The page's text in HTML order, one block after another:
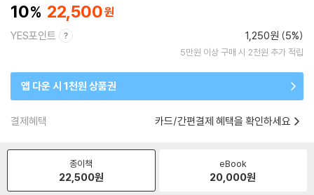
10 22,500
YES포인트 1,250원 (5%)
5만원 이상 구매 시 2천원 추가 적립
앱 다운 시 1천원 상품권
결제혜택 카드/간편결제 혜택을 확인하세요
종이책
22,500원
eBook
20,000원